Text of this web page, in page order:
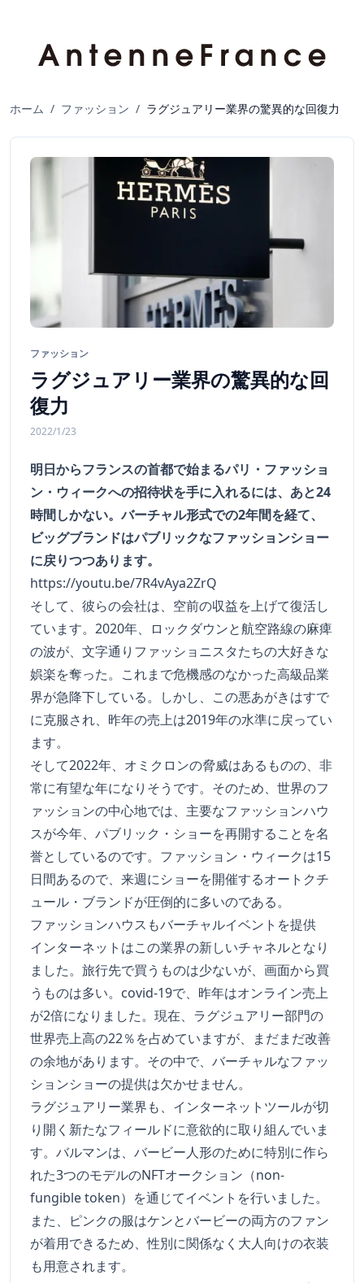
ホーム / ファッション / ラグジュアリー業界の驚異的な回復力
ファッション
ラグジュアリー業界の驚異的な回
復力
2022/1/23
明日からフランスの首都で始まるパリ・ファッショ
ン・ウィークへの招待状を手に入れるには、あと24
時間しかない。バーチャル形式での2年間を経て、
ビッグブランドはパブリックなファッションショー
に戻りつつあります。
https://youtu.be/7R4vAya2ZrQ
そして、彼らの会社は、空前の収益を上げて復活し
ています。2020年、ロックダウンと航空路線の麻痺
の波が、文字通りファッショニスタたちの大好きな
娯楽を奪った。これまで危機感のなかった高級品業
界が急降下している。しかし、この悪あがきはすで
に克服され、昨年の売上は2019年の水準に戻ってい
ます。
そして2022年、オミクロンの脅威はあるものの、非
常に有望な年になりそうです。そのため、世界のフ
ァッションの中心地では、主要なファッションハウ
スが今年、パブリック・ショーを再開することを名
誉としているのです。ファッション・ウィークは15
日間あるので、来週にショーを開催するオートクチ
ュール・ブランドが圧倒的に多いのである。
ファッションハウスもバーチャルイベントを提供
インターネットはこの業界の新しいチャネルとなり
ました。旅行先で買うものは少ないが、画面から買
うものは多い。covid-19で、昨年はオンライン売上
が2倍になりました。現在、ラグジュアリー部門の
世界売上高の22％を占めていますが、まだまだ改善
の余地があります。その中で、バーチャルなファッ
ションショーの提供は欠かせません。
ラグジュアリー業界も、インターネットツールが切
り開く新たなフィールドに意欲的に取り組んでいま
す。バルマンは、バービー人形のために特別に作ら
れた3つのモデルのNFTオークション（non-
fungible token）を通じてイベントを行いました。
また、ピンクの服はケンとバービーの両方のファン
が着用できるため、性別に関係なく大人向けの衣装
も用意されます。